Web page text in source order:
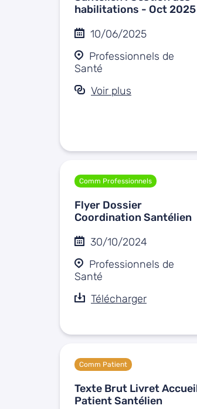
habilitations - Oct 2025
10/06/2025
Professionnels de
Santé
Voir plus
Comm Professionnels
Flyer Dossier
Coordination Santélien
30/10/2024
Professionnels de
Santé
Télécharger
Comm Patient
Texte Brut Livret
Patient Santélien